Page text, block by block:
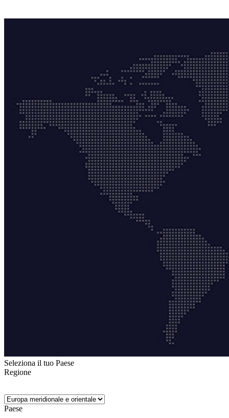
Seleziona il tuo Paese
Regione
Paese